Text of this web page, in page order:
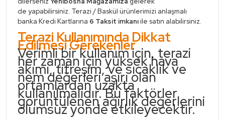
de yapabilirsiniz. Terazi / Baskül ürünlerimizi anlaşmalı
banka Kredi Kartlarına 6 Taksit imkanıile satın alabilirsiniz.
Terazi Kullanımında Dikkat
Edilmesi Gerekenler
Verimli bir kullanım için, terazi
her zaman için yüksek hava
akımı, titreşim, ve sıcaklık ve
nem değerleri aşırı olan
ortamlardan uzakta
kullanılmalıdır. Bu faktörler
görüntülenen ağırlık değerlerini
olumsuz yönde etkileyecektir.